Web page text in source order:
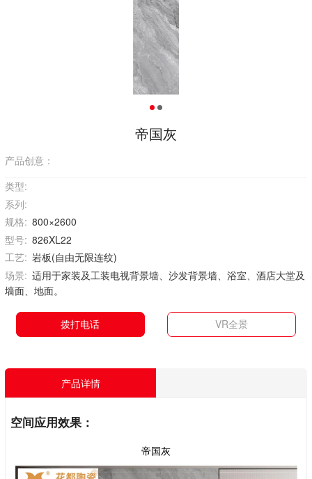
帝国灰
产品创意：
类型:
系列:
规格: 800×2600
型号: 826XL22
工艺: 岩板(自由无限连纹)
场景: 适用于家装及工装电视背景墙、沙发背景墙、浴室、酒店大堂及
墙面、地面。
拨打电话 VR全景
产品详情
空间应用效果：
帝国灰